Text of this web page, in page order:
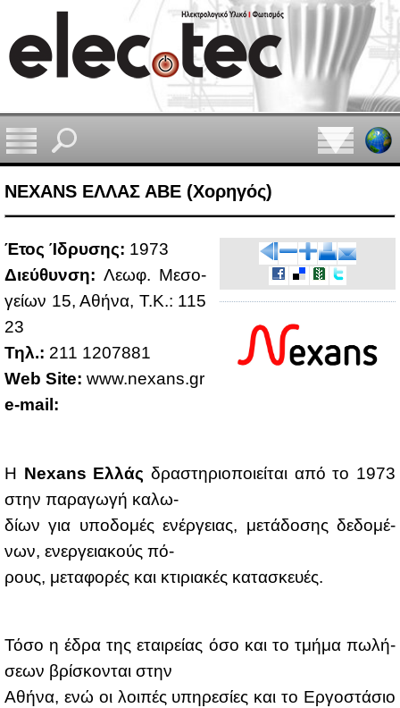
NEXANS EΛΛΑΣ ΑΒΕ (Χορηγός)
Έτος Ίδρυ­σης: 1973
Διεύ­θυν­ση: Λε­ωφ. Με­σο­
γεί­ων 15, Αθή­να, Τ.Κ.: 115
23
Τηλ.: 211 1207881
Web Site: www.​nexans.​gr
e-mail:
Η Nexans Ελ­λάς δρα­στη­ριο­ποιεί­ται από το 1973
στην πα­ρα­γω­γή κα­λω-
δί­ων για υπο­δο­μές ενέρ­γειας, με­τά­δο­σης δε­δο­μέ­
νων, ενερ­γεια­κούς πό-
ρους, με­τα­φο­ρές και κτι­ρια­κές κα­τα­σκευ­ές.
Τό­σο η έδρα της εται­ρεί­ας όσο και το τμή­μα πω­λή­
σε­ων βρί­σκο­νται στην
Αθή­να, ενώ οι λοι­πές υπη­ρε­σί­ες και το Ερ­γο­στά­σιο